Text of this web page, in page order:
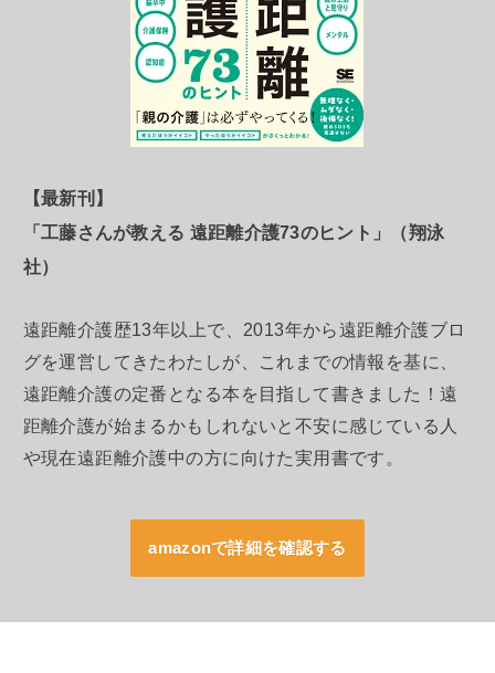
【最新刊】
「工藤さんが教える 遠距離介護73のヒント」（翔泳
社）
遠距離介護歴13年以上で、2013年から遠距離介護ブロ
グを運営してきたわたしが、これまでの情報を基に、
遠距離介護の定番となる本を目指して書きました！遠
距離介護が始まるかもしれないと不安に感じている人
や現在遠距離介護中の方に向けた実用書です。
amazonで詳細を確認する